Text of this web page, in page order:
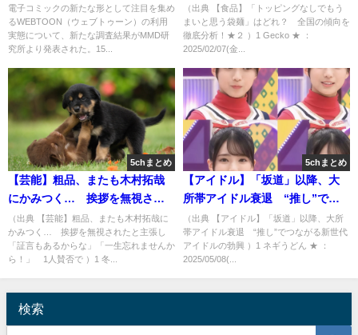
の4割超が閲覧経験あり…利用実
態を探る
電子コミックの新たな形として注目を集め
るWEBTOON（ウェブトゥーン）の利用
実態について、新たな調査結果がMMD研
究所より発表された。15...
全国の傾向を徹底分析！★２
[Gecko★]
（出典 【食品】「トッピングなしでもう
まいと思う袋麺」はどれ？ 全国の傾向を
徹底分析！★２ ）1 Gecko ★ ：
2025/02/07(金...
5chまとめ
【芸能】粗品、またも木村拓哉
にかみつく… 挨拶を無視され
たと主張し「証言もあるから
な」「一生忘れませんか
ら！」 1人賛否で [冬月記者★]
（出典 【芸能】粗品、またも木村拓哉に
かみつく… 挨拶を無視されたと主張し
「証言もあるからな」「一生忘れませんか
ら！」 1人賛否で ）1 冬...
5chまとめ
【アイドル】「坂道」以降、大
所帯アイドル衰退 “推し”でつ
ながる新世代アイドルの勃興 [ネ
ギうどん★]
（出典 【アイドル】「坂道」以降、大所
帯アイドル衰退 “推し”でつながる新世代
アイドルの勃興 ）1 ネギうどん ★ ：
2025/05/08(...
検索